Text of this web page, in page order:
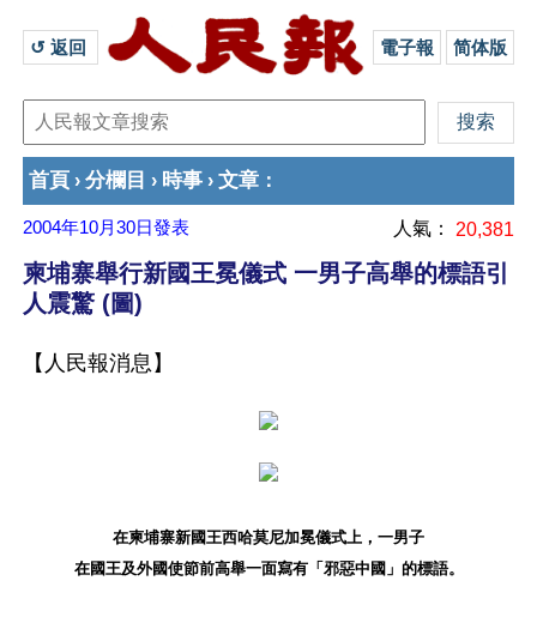
↺ 返回 電子報 简体版
首頁 › 分欄目 › 時事 › 文章 ：
2004年10月30日發表 人氣： 20,381
柬埔寨舉行新國王冕儀式 一男子高舉的標語引
人震驚 (圖)
【人民報消息】
在柬埔寨新國王西哈莫尼加冕儀式上，一男子
在國王及外國使節前高舉一面寫有「邪惡中國」的標語。